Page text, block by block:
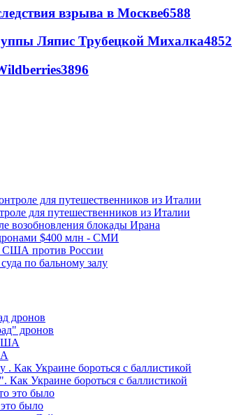
взрыва в Москве6588
Ляпис Трубецкой Михалка4852
3896
для путешественников из Италии
возобновления блокады Ирана
$400 млн - СМИ
США против России
по бальному залу
дронов
Как Украине бороться с баллистикой
было